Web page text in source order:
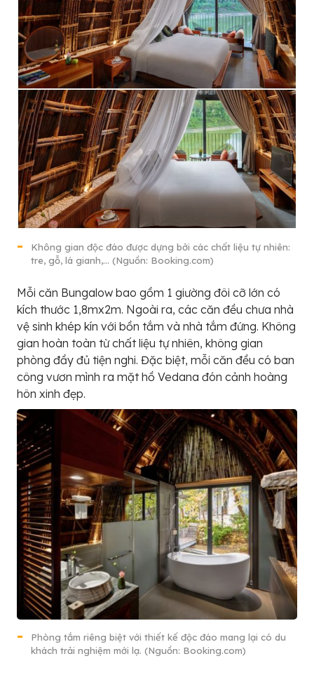
Không gian độc đáo được dựng bởi các chất liệu tự nhiên:
tre, gỗ, lá gianh,… (Nguồn: Booking.com)
Mỗi căn Bungalow bao gồm 1 giường đôi cỡ lớn có
kích thước 1,8mx2m. Ngoài ra, các căn đều chưa nhà
vệ sinh khép kín với bồn tắm và nhà tắm đứng. Không
gian hoàn toàn từ chất liệu tự nhiên, không gian
phòng đầy đủ tiện nghi. Đặc biệt, mỗi căn đều có ban
công vươn mình ra mặt hồ Vedana đón cảnh hoàng
hôn xinh đẹp.
Phòng tắm riêng biệt với thiết kế độc đáo mang lại có du
khách trải nghiệm mới lạ. (Nguồn: Booking.com)